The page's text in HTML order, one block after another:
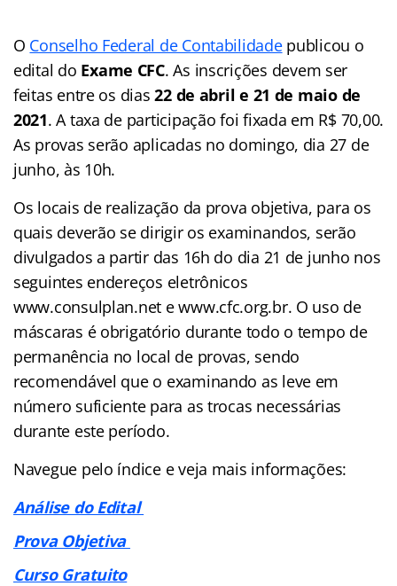
O Conselho Federal de Contabilidadepublicou o
edital do Exame CFC. As inscrições devem ser
feitas entre os dias22 de abril e 21 de maio de
2021. A taxa de participação foi fixada em R$ 70,00.
As provas serão aplicadas no domingo, dia 27 de
junho, às 10h.
Os locais de realização da prova objetiva, para os
quais deverão se dirigir os examinandos, serão
divulgados a partir das 16h do dia 21 de junho nos
seguintes endereços eletrônicos
www.consulplan.net e www.cfc.org.br. O uso de
máscaras é obrigatório durante todo o tempo de
permanência no local de provas, sendo
recomendável que o examinando as leve em
número suficiente para as trocas necessárias
durante este período.
Navegue pelo índice e veja mais informações:
Análise do Edital
Prova Objetiva
Curso Gratuito